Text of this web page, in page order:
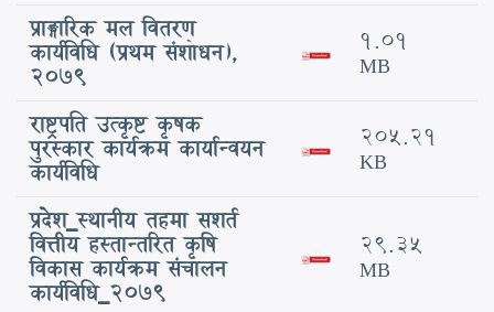
प्राङ्गारिक मल वितरण
कार्यविधि (प्रथम संशोधन),
२०७९
1.01
MB
राष्ट्रपति उत्कृष्ट कृषक
पुरस्कार कार्यक्रम कार्यान्वयन
कार्यविधि
205.21
KB
प्रदेश_स्थानीय तहमा सशर्त
वित्तीय हस्तान्तरित कृषि
विकास कार्यक्रम संचालन
कार्यविधि_२०७९
29.35
MB